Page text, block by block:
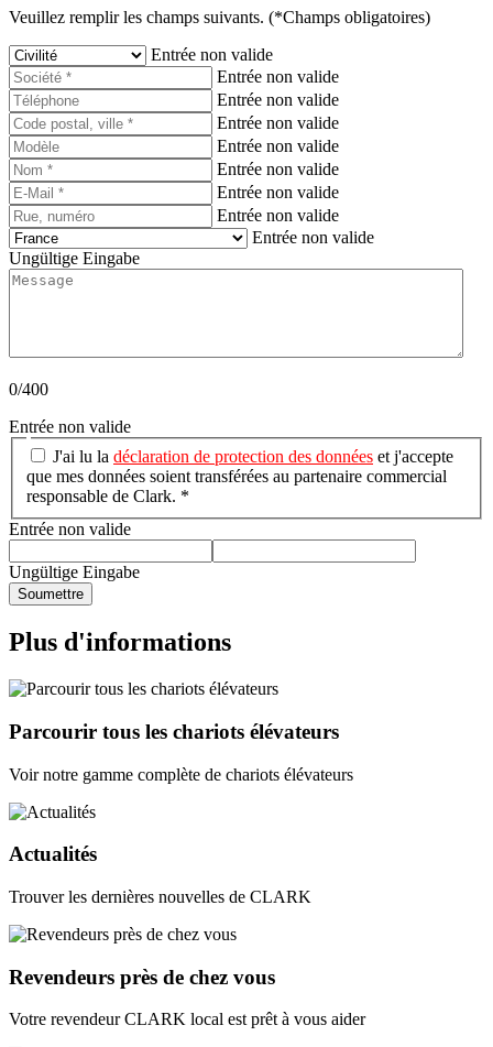
Veuillez remplir les champs suivants. (*Champs obligatoires)
Entrée non valide
Entrée non valide
Entrée non valide
Entrée non valide
Entrée non valide
Entrée non valide
Entrée non valide
Entrée non valide
Entrée non valide
Ungültige Eingabe
0/400
Entrée non valide
J'ai lu la déclaration de protection des données et j'accepte
que mes données soient transférées au partenaire commercial
responsable de Clark. *
Entrée non valide
Ungültige Eingabe
Soumettre
Plus d'informations
Parcourir tous les chariots élévateurs
Voir notre gamme complète de chariots élévateurs
Actualités
Trouver les dernières nouvelles de CLARK
Revendeurs près de chez vous
Votre revendeur CLARK local est prêt à vous aider